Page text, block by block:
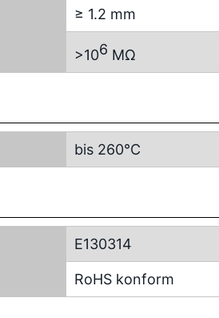
≥ 1.2 mm
>106 MΩ
bis 260°C
E130314
RoHS konform